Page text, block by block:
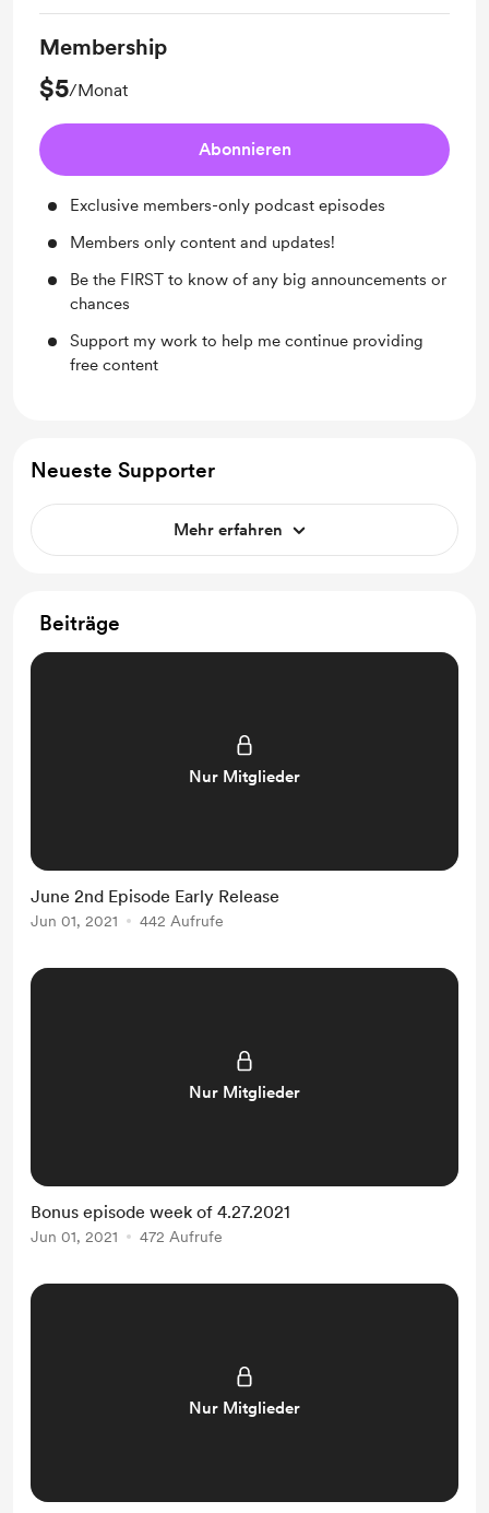
Membership
$5/Monat
Abonnieren
Exclusive members-only podcast episodes
Members only content and updates!
Be the FIRST to know of any big announcements or
chances
Support my work to help me continue providing
free content
Neueste Supporter
Mehr erfahren
Beiträge
Nur Mitglieder
June 2nd Episode Early Release
Jun 01, 2021 442 Aufrufe
Nur Mitglieder
Bonus episode week of 4.27.2021
Jun 01, 2021 472 Aufrufe
Nur Mitglieder